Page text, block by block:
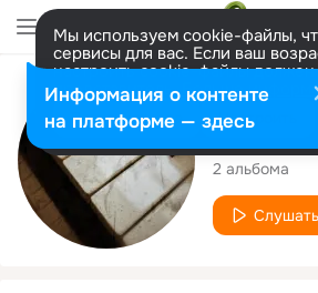
Мы используем cookie-файлы,
сервисы для вас. Если ваш
настроить cookie-файлы
представитель. Больше
Разрешить все Настроить
Kambiz
2 альбома
Слушать
Информация о контенте
на платформе — здесь